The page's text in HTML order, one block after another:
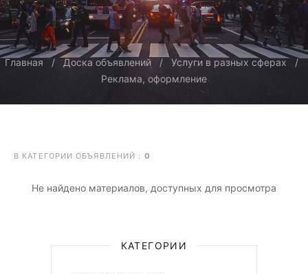
Главная Доска объявлений
Услуги в разных сферах
Реклама, оформление
В КАТЕГОРИИ ОБЪЯВЛЕНИЙ : 0
Не найдено материалов, доступных для просмотра
КАТЕГОРИИ